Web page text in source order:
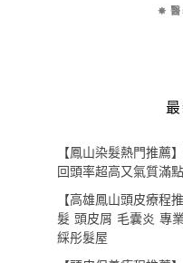
✵ 醫
【鳳山染髮熱門推薦
回頭率超高又氣質滿
【高雄鳳山頭皮療程
髮 頭皮屑 毛囊炎 專
綵彤髮屋